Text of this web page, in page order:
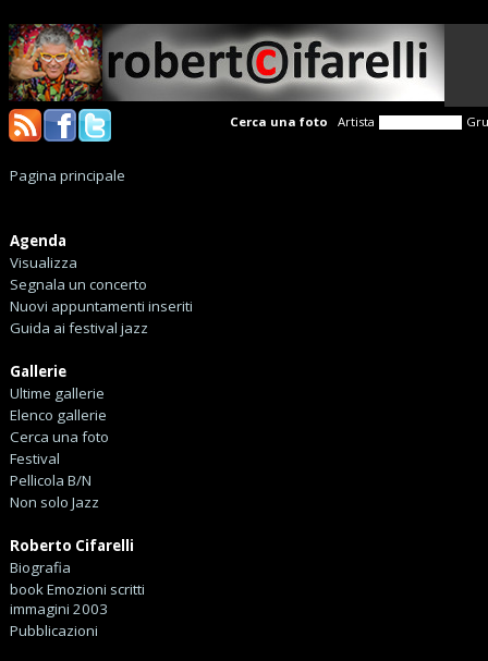
Cerca una foto Artista
Pagina principale
Agenda
Visualizza
Segnala un concerto
Nuovi appuntamenti inseriti
Guida ai festival jazz
Gallerie
Ultime gallerie
Elenco gallerie
Cerca una foto
Festival
Pellicola B/N
Non solo Jazz
Roberto Cifarelli
Biografia
book Emozioni scritti
immagini 2003
Pubblicazioni